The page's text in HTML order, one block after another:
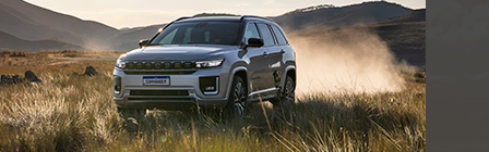
JEEP COMMANDER Limited T270